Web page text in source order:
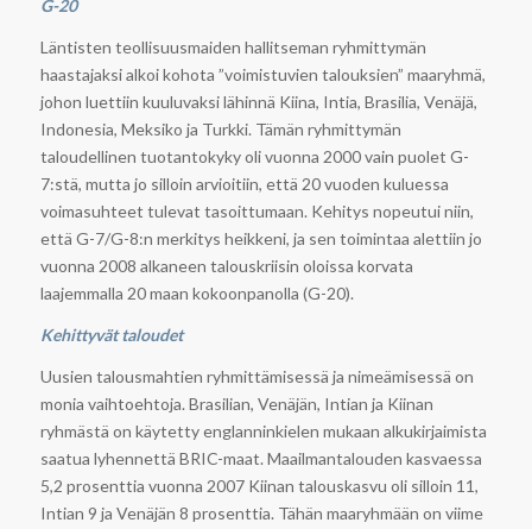
G-20
Läntisten teollisuusmaiden hallitseman ryhmittymän
haastajaksi alkoi kohota ”voimistuvien talouksien” maaryhmä,
johon luettiin kuuluvaksi lähinnä Kiina, Intia, Brasilia, Venäjä,
Indonesia, Meksiko ja Turkki. Tämän ryhmittymän
taloudellinen tuotantokyky oli vuonna 2000 vain puolet G-
7:stä, mutta jo silloin arvioitiin, että 20 vuoden kuluessa
voimasuhteet tulevat tasoittumaan. Kehitys nopeutui niin,
että G-7/G-8:n merkitys heikkeni, ja sen toimintaa alettiin jo
vuonna 2008 alkaneen talouskriisin oloissa korvata
laajemmalla 20 maan kokoonpanolla (G-20).
Kehittyvät taloudet
Uusien talousmahtien ryhmittämisessä ja nimeämisessä on
monia vaihtoehtoja. Brasilian, Venäjän, Intian ja Kiinan
ryhmästä on käytetty englanninkielen mukaan alkukirjaimista
saatua lyhennettä BRIC-maat. Maailmantalouden kasvaessa
5,2 prosenttia vuonna 2007 Kiinan talouskasvu oli silloin 11,
Intian 9 ja Venäjän 8 prosenttia. Tähän maaryhmään on viime